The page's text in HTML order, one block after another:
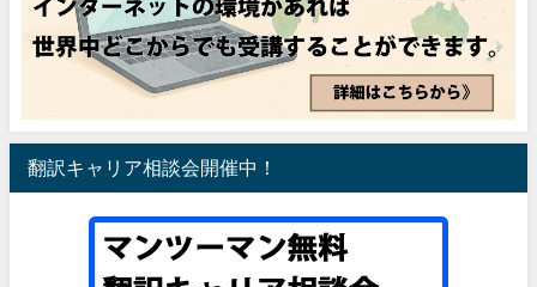
翻訳キャリア相談会開催中！